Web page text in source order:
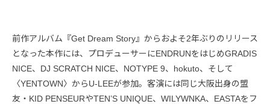
前作アルバム『Get Dream Story』からおよそ2年ぶりのリリース
となった本作には、プロデューサーにENDRUNをはじめGRADIS
NICE、DJ SCRATCH NICE、NOTYPE 9、hokuto、そして
〈YENTOWN〉からU-LEEが参加。客演には同じ大阪出身の盟
友・KID PENSEURやTEN’S UNIQUE、WILYWNKA、EASTAをフ